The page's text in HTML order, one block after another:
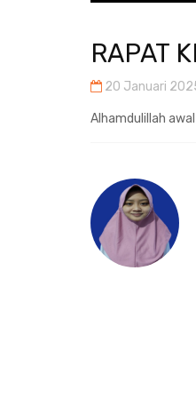
RAPAT
20 Januari
Alhamdulillah